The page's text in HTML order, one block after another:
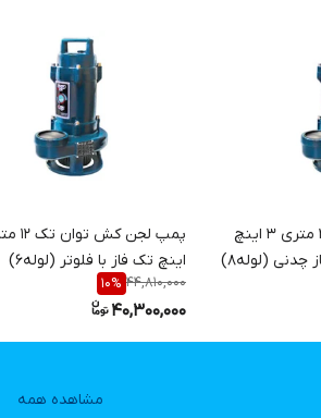
لجن کش توان تک ۲۰ متری ۳ اینچ
تک فاز پروانه نیمه باز چدنی (لوله8)
اینچ تک فاز با فلوتر (لوله6)
TPD12/6F
44,810,000
10%
40,300,000
مشاهده همه